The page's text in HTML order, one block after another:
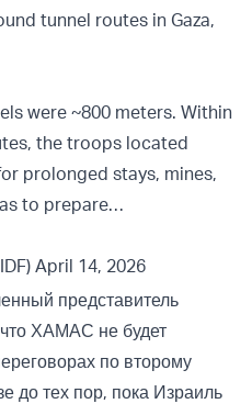
tunnel routes in Gaza,
were ~800 meters. Within
the troops located
prolonged stays, mines,
to prepare…
April 14, 2026
представитель
ХАМАС не будет
по второму
до тех пор, пока Израиль